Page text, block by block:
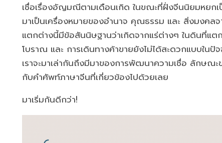
เชื่อเรื่องอัญมณีตามเดือนเกิด ในขณะที่ฝั่งจีนนิยมหยก
มาเป็นเครื่องหมายของอำนาจ คุณธรรม และ สิ่งมงคล
แตกต่างนี้มีข้อสันนิษฐานว่าเกิดจากแร่ต่างๆ ในดินที่แ
โบราณ และ การเดินทางค้าขายยังไม่ได้สะดวกแบบในปั
เราจะมาเล่ากันถึงมีมาของการพัฒนาความเชื่อ ลักษ
กับคำศัพท์ภาษาจีนที่เกี่ยวข้องไปด้วยเลย
มาเริ่มกันดีกว่า!